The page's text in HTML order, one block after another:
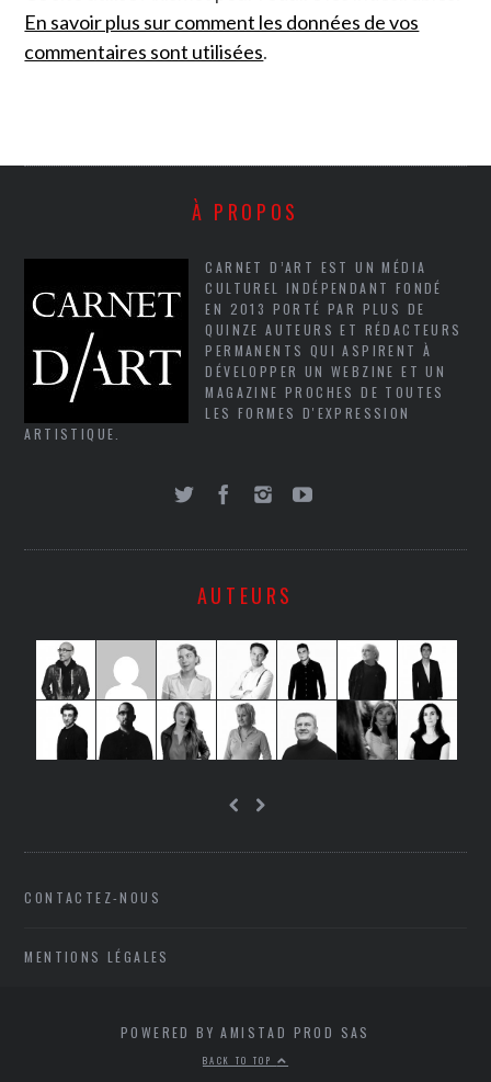
En savoir plus sur comment les données de vos
commentaires sont utilisées.
À PROPOS
CARNET D’ART EST UN MÉDIA
CULTUREL INDÉPENDANT FONDÉ
EN 2013 PORTÉ PAR PLUS DE
QUINZE AUTEURS ET RÉDACTEURS
PERMANENTS QUI ASPIRENT À
DÉVELOPPER UN WEBZINE ET UN
MAGAZINE PROCHES DE TOUTES
LES FORMES D'EXPRESSION
ARTISTIQUE.
AUTEURS
CONTACTEZ-NOUS
MENTIONS LÉGALES
POWERED BY AMISTAD PROD SAS
BACK TO TOP